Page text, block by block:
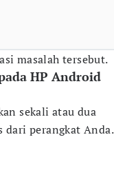
masalah tersebut.
HP Android
sekali atau dua
dari perangkat Anda.